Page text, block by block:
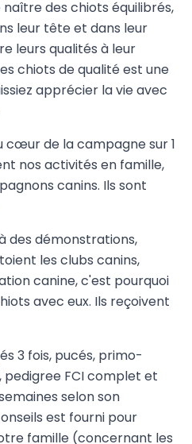
des chiots équilibrés,
leur tête et dans leur
leurs qualités à leur
chiots de qualité est une
apprécier la vie avec
cœur de la campagne sur 1
nos activités en famille,
canins. Ils sont
des démonstrations,
les clubs canins,
canine, c'est pourquoi
avec eux. Ils reçoivent
3 fois, pucés, primo-
pedigree FCI complet et
selon son
est fourni pour
famille (concernant les